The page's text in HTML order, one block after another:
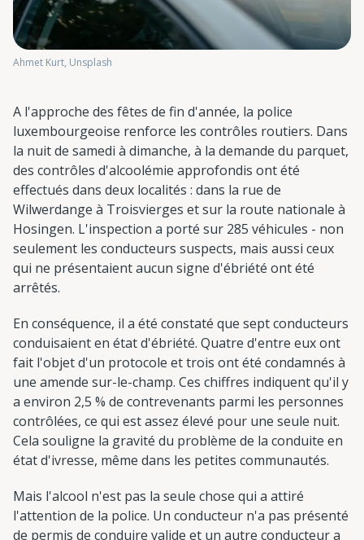
Ahmet Kurt, Unsplash
A l'approche des fêtes de fin d'année, la police
luxembourgeoise renforce les contrôles routiers. Dans
la nuit de samedi à dimanche, à la demande du parquet,
des contrôles d'alcoolémie approfondis ont été
effectués dans deux localités : dans la rue de
Wilwerdange à Troisvierges et sur la route nationale à
Hosingen. L'inspection a porté sur 285 véhicules - non
seulement les conducteurs suspects, mais aussi ceux
qui ne présentaient aucun signe d'ébriété ont été
arrêtés.
En conséquence, il a été constaté que sept conducteurs
conduisaient en état d'ébriété. Quatre d'entre eux ont
fait l'objet d'un protocole et trois ont été condamnés à
une amende sur-le-champ. Ces chiffres indiquent qu'il y
a environ 2,5 % de contrevenants parmi les personnes
contrôlées, ce qui est assez élevé pour une seule nuit.
Cela souligne la gravité du problème de la conduite en
état d'ivresse, même dans les petites communautés.
Mais l'alcool n'est pas la seule chose qui a attiré
l'attention de la police. Un conducteur n'a pas présenté
de permis de conduire valide et un autre conducteur a